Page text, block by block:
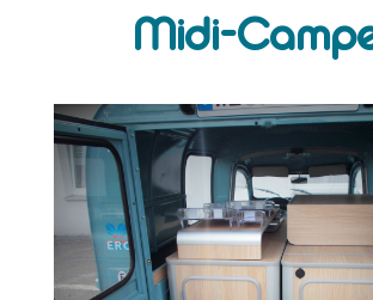
Midi-